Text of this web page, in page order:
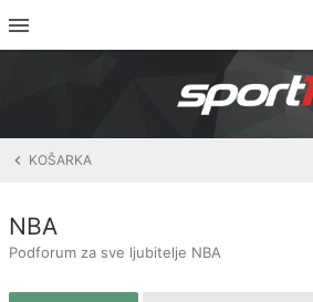
KOŠARKA
NBA
Podforum za sve ljubitelje NBA